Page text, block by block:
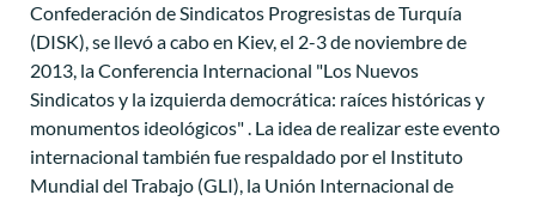
Confederación de Sindicatos Progresistas de Turquía
(DISK), se llevó a cabo en Kiev, el 2-3 de noviembre de
2013, la Conferencia Internacional "Los Nuevos
Sindicatos y la izquierda democrática: raíces históricas y
monumentos ideológicos" . La idea de realizar este evento
internacional también fue respaldado por el Instituto
Mundial del Trabajo (GLI), la Unión Internacional de